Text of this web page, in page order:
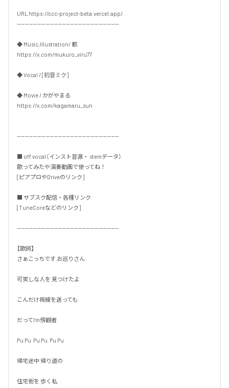
URL https://ccc-project-beta.vercel.app/
--------------------------------------------------
◆ Music,Illustration/ 骸
https://x.com/mukuro_viru77
◆ Vocal / [初音ミク]
◆ Movie / かがやまる
https://x.com/kagamaru_sun
--------------------------------------------------
■ off vocal（インスト音源・ stemデータ）
歌ってみたや演奏動画で使ってね！
[ピアプロやDriveのリンク]
■ サブスク配信・各種リンク
[TuneCoreなどのリンク]
--------------------------------------------------
【歌詞】
さぁこっちです お巡りさん
可笑しな人を 見つけたよ
こんだけ視線を送っても
だってI'm傍観者
Pu Pu  Pu Pu  Pu Pu
帰宅途中 帰り道の
住宅街を 歩く私